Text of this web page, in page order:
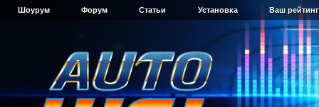
Шоурум Форум Статьи Установка Ваш